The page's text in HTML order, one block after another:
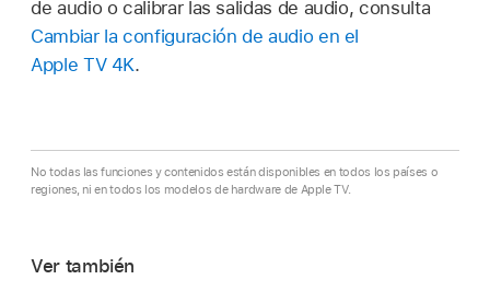
de audio o calibrar las salidas de audio, consulta
Cambiar la configuración de audio en el
Apple TV 4K.
No todas las funciones y contenidos están disponibles en todos los países o
regiones, ni en todos los modelos de hardware de Apple TV.
Ver también